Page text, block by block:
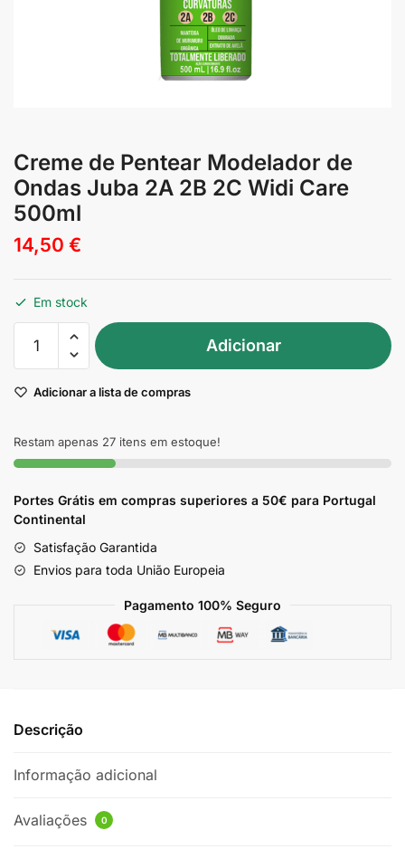
Creme de Pentear Modelador de
Ondas Juba 2A 2B 2C Widi Care
500ml
14,50 €
Em stock
Quantidade
de
Modelador
de
Juba
2A
2B
2C
500ml
Adicionar
Adicionar a lista de compras
Restam apenas 27 itens em estoque!
Portes Grátis em compras superiores a 50€ para Portugal
Continental
Satisfação Garantida
Envios para toda União Europeia
Pagamento 100% Seguro
Descrição
Informação adicional
Avaliações 0